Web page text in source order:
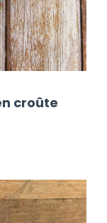
croûte